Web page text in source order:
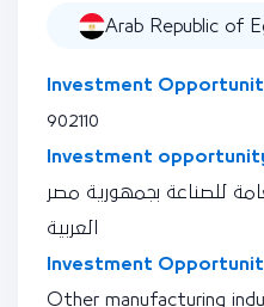
Arab Republic of
Investment
902110
Investment
للصناعة بجمهورية مصر
العربية
Investment
Other manufacturing